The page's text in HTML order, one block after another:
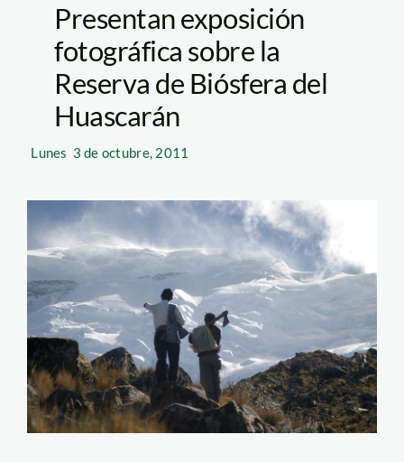
Presentan exposición
fotográfica sobre la
Reserva de Biósfera del
Huascarán
Lunes 3 de octubre, 2011